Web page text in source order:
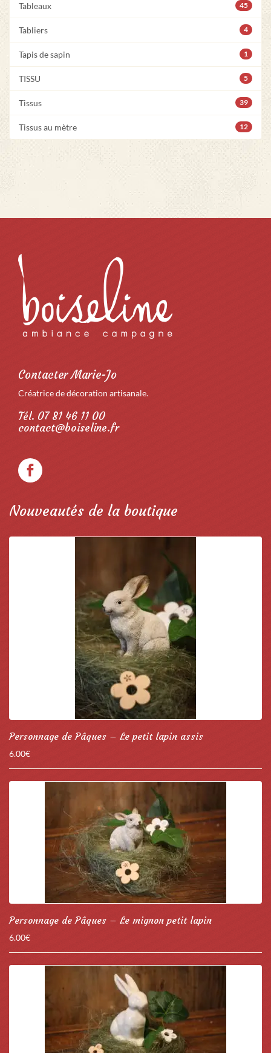
Tableaux 45
Tabliers 4
Tapis de sapin 1
TISSU 5
Tissus 39
Tissus au mètre 12
Contacter Marie-Jo
Créatrice de décoration artisanale.
Tél. 07 81 46 11 00
contact@boiseline.fr
Nouveautés de la boutique
Personnage de Pâques – Le petit lapin assis
6.00€
Personnage de Pâques – Le mignon petit lapin
6.00€